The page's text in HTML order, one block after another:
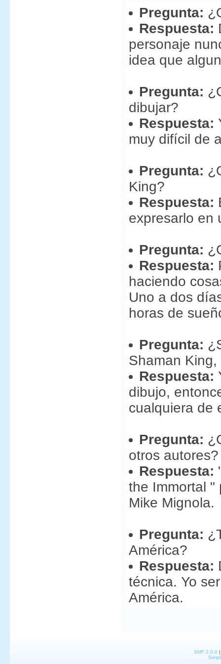
Pregunta:
Respuesta:
personaje
idea que
Pregunta:
dibujar?
Respuesta:
muy difícil de
Pregunta:
King?
Respuesta:
expresarlo en
Pregunta:
Respuesta:
haciendo
Uno a dos
horas de
Pregunta:
Shaman
Respuesta:
dibujo,
cualquiera de
Pregunta:
otros autores?
Respuesta:
the Immortal "
Mike Mignola.
Pregunta:
América?
Respuesta:
técnica. Yo
América.
SMF 2.0.6